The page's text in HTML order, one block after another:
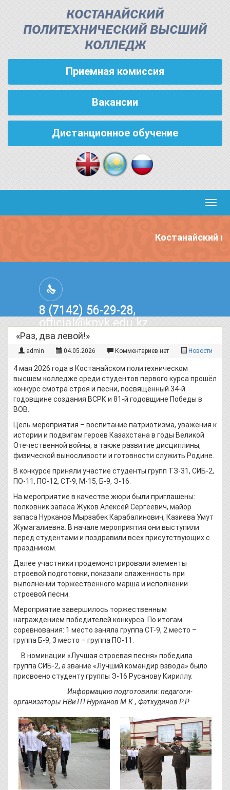
КОСТАНАЙСКИЙ
ПОЛИТЕХНИЧЕСКИЙ ВЫСШИЙ
КОЛЛЕДЖ
Приемная комиссия
Вакансии
Дистанционное обучение
Костанайский
8 (7142) 56-29-28,
official@kpvk.edu.kz
г.Костанай, Проспект Кобыланды
Батыра, 3
«Раз, два левой!»
admin 04.05.2026 Комментариев нет Новости
4 мая 2026 года в Костанайском политехническом
высшем колледже среди студентов первого курса прошёл
конкурс смотра строя и песни, посвящённый 34-й
годовщине создания ВСРК и 81-й годовщине Победы в
ВОВ.
Цель мероприятия – воспитание патриотизма, уважения к
истории и подвигам героев Казахстана в годы Великой
Отечественной войны, а также развитие дисциплины,
физической выносливости и готовности служить Родине.
В конкурсе приняли участие студенты групп ТЗ-31, СИБ-2,
ПО-11, ПО-12, СТ-9, М-15, Б-9, Э-16.
На мероприятие в качестве жюри были приглашены:
полковник запаса Жуков Алексей Сергеевич, майор
запаса Нурканов Мырзабек Карабалинович, Казиева Умут
Жумагалиевна. В начале мероприятия они выступили
перед студентами и поздравили всех присутствующих с
праздником.
Далее участники продемонстрировали элементы
строевой подготовки, показали слаженность при
выполнении торжественного марша и исполнении
строевой песни.
Мероприятие завершилось торжественным
награждением победителей конкурса. По итогам
соревнования: 1 место заняла группа СТ-9, 2 место –
группа Б-9, 3 место – группа ПО-11.
В номинации «Лучшая строевая песня» победила
группа СИБ-2, а звание «Лучший командир взвода» было
присвоено студенту группы Э-16 Русанову Кириллу.
Информацию подготовили: педагоги-
организаторы НВиТП Нурканов М.К., Фатхудинов Р.Р.